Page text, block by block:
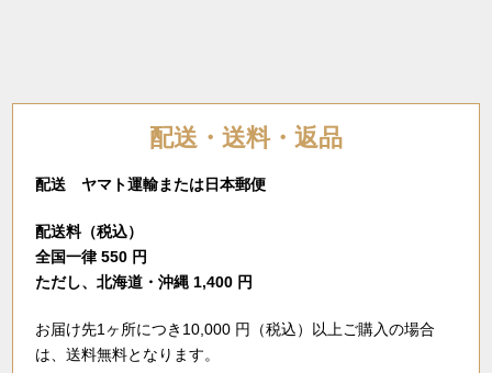
配送・送料・返品
配送 ヤマト運輸または日本郵便
配送料（税込）
全国一律 550 円
ただし、北海道・沖縄 1,400 円
お届け先1ヶ所につき10,000 円（税込）以上ご購入の場合
は、送料無料となります。